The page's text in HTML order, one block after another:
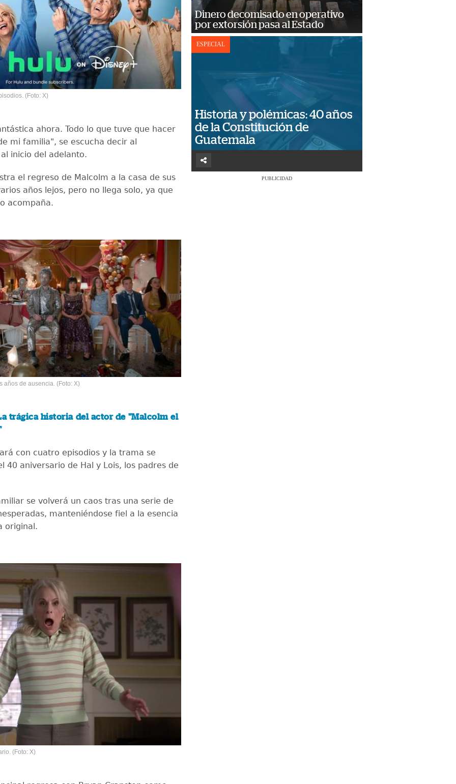
(Foto: X)
ahora. Todo lo que tuve que hacer
mi familia", se escucha decir al
inicio del adelanto.
el regreso de Malcolm a la casa de sus
años lejos, pero no llega solo, ya que
acompaña.
años de ausencia. (Foto: X)
trágica historia del actor de "Malcolm el
con cuatro episodios y la trama se
40 aniversario de Hal y Lois, los padres de
se volverá un caos tras una serie de
manteniéndose fiel a la esencia
original.
(Foto: X)
Dinero decomisado en operativo
por extorsión pasa al Estado
ESPECIAL
Historia y polémicas: 40 años
de la Constitución de
Guatemala
PUBLICIDAD